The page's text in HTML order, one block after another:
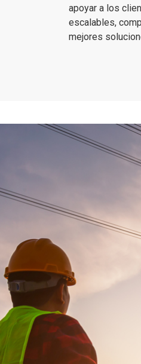
apoyar a los
escalables,
mejores